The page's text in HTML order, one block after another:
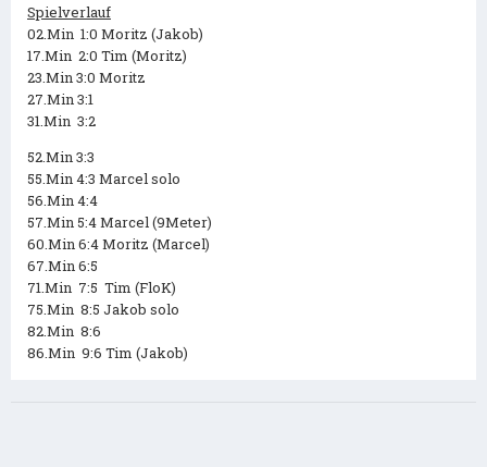
Spielverlauf
02.Min 1:0 Moritz (Jakob)
17.Min 2:0 Tim (Moritz)
23.Min 3:0 Moritz
27.Min 3:1
31.Min 3:2
52.Min 3:3
55.Min 4:3 Marcel solo
56.Min 4:4
57.Min 5:4 Marcel (9Meter)
60.Min 6:4 Moritz (Marcel)
67.Min 6:5
71.Min 7:5 Tim (FloK)
75.Min 8:5 Jakob solo
82.Min 8:6
86.Min 9:6 Tim (Jakob)